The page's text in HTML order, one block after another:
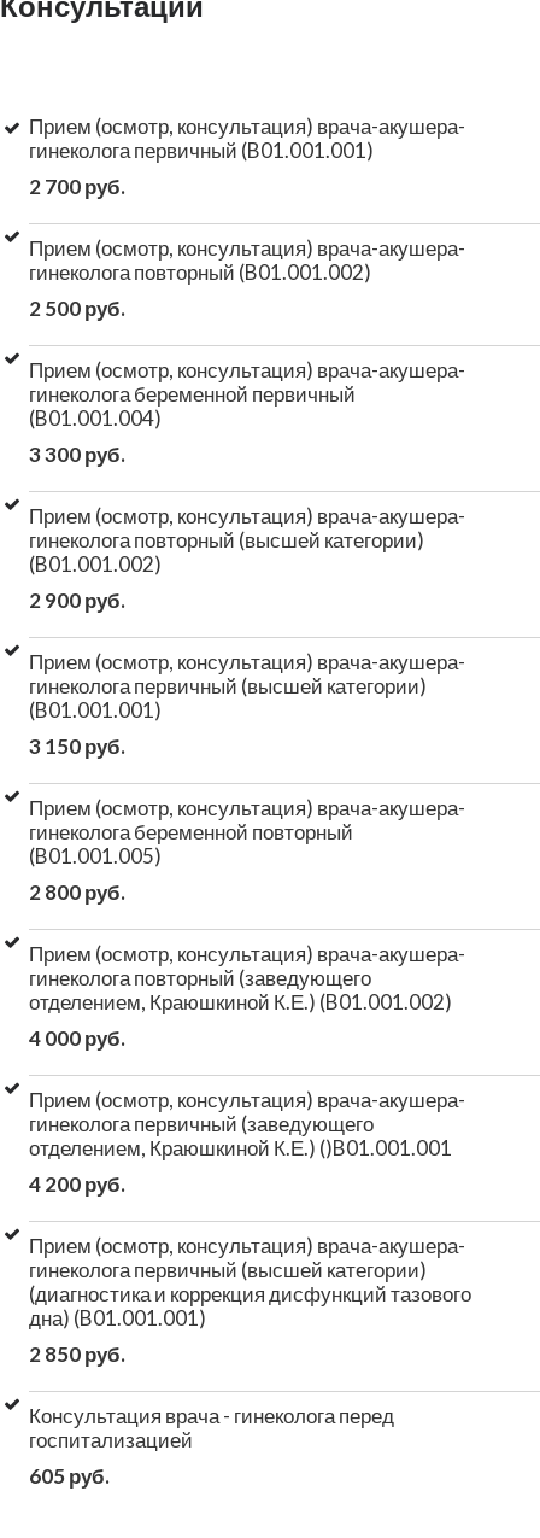
Прием (осмотр, консультация) врача-акушера-
гинеколога первичный (B01.001.001)
2 700 руб.
Прием (осмотр, консультация) врача-акушера-
гинеколога повторный (B01.001.002)
2 500 руб.
Прием (осмотр, консультация) врача-акушера-
гинеколога беременной первичный
(B01.001.004)
3 300 руб.
Прием (осмотр, консультация) врача-акушера-
гинеколога повторный (высшей категории)
(B01.001.002)
2 900 руб.
Прием (осмотр, консультация) врача-акушера-
гинеколога первичный (высшей категории)
(B01.001.001)
3 150 руб.
Прием (осмотр, консультация) врача-акушера-
гинеколога беременной повторный
(B01.001.005)
2 800 руб.
Прием (осмотр, консультация) врача-акушера-
гинеколога повторный (заведующего
отделением, Краюшкиной К.Е.) (B01.001.002)
4 000 руб.
Прием (осмотр, консультация) врача-акушера-
гинеколога первичный (заведующего
отделением, Краюшкиной К.Е.) ()B01.001.001
4 200 руб.
Прием (осмотр, консультация) врача-акушера-
гинеколога первичный (высшей категории)
(диагностика и коррекция дисфункций тазового
дна) (B01.001.001)
2 850 руб.
Консультация врача - гинеколога перед
госпитализацией
605 руб.